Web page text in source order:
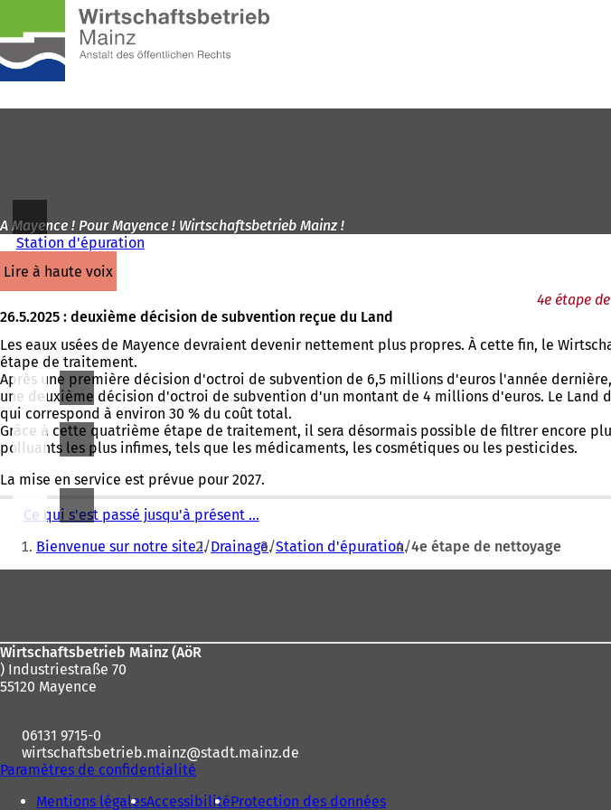
Accéder au contenu
page
d'accueil
A Mayence ! Pour Mayence ! Wirtschaftsbetrieb Mainz !
Station d'épuration
lire à haute voix
4e étape
26.5.2025 : deuxième décision de subvention reçue du Land
Les eaux usées de Mayence devraient devenir nettement plus propres. À cette fin, le
étape de traitement.
Après une première décision d'octroi de subvention de 6,5 millions d'euros l'année
une deuxième décision d'octroi de subvention d'un montant de 4 millions d'euros. Le
qui correspond à environ 30 % du coût total.
Grâce à cette quatrième étape de traitement, il sera désormais possible de filtrer encore
polluants les plus infimes, tels que les médicaments, les cosmétiques ou les pesticides.
La mise en service est prévue pour 2027.
Ce qui s'est passé jusqu'à présent ...
Vous
êtes
Bienvenue sur notre site ! Drainage Station d'épuration 4e étape de nettoyage
Wirtschaftsbetrieb Mainz (AöR
) Industriestraße 70
55120 Mayence
06131 9715-0
wirtschaftsbetrieb.mainz
stadt.mainz de
Paramètres de confidentialité
Mentions légalesAccessibilitéProtection des données